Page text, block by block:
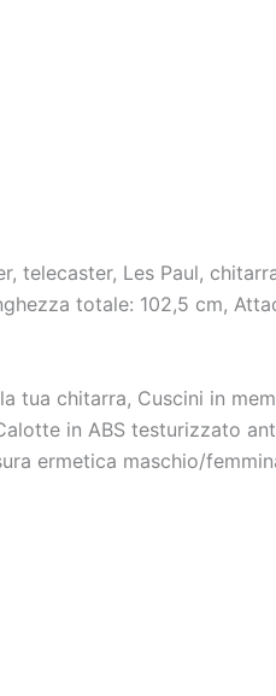
Les Paul,
totale: 102,5 cm,
tua chitarra, Cuscini in
in ABS testurizzato
ermetica maschio/